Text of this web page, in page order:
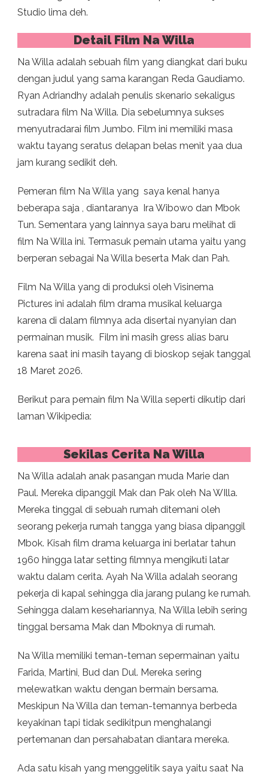
Studio lima deh.
Detail Film Na Willa
Na Willa adalah sebuah film yang diangkat dari buku
dengan judul yang sama karangan Reda Gaudiamo.
Ryan Adriandhy adalah penulis skenario sekaligus
sutradara film Na Willa. Dia sebelumnya sukses
menyutradarai film Jumbo. Film ini memiliki masa
waktu tayang seratus delapan belas menit yaa dua
jam kurang sedikit deh.
Pemeran film Na Willa yang saya kenal hanya
beberapa saja , diantaranya Ira Wibowo dan Mbok
Tun. Sementara yang lainnya saya baru melihat di
film Na Willa ini. Termasuk pemain utama yaitu yang
berperan sebagai Na Willa beserta Mak dan Pah.
Film Na Willa yang di produksi oleh Visinema
Pictures ini adalah film drama musikal keluarga
karena di dalam filmnya ada disertai nyanyian dan
permainan musik. Film ini masih gress alias baru
karena saat ini masih tayang di bioskop sejak tanggal
18 Maret 2026.
Berikut para pemain film Na Willa seperti dikutip dari
laman Wikipedia:
Sekilas Cerita Na Willa
Na Willa adalah anak pasangan muda Marie dan
Paul. Mereka dipanggil Mak dan Pak oleh Na WIlla.
Mereka tinggal di sebuah rumah ditemani oleh
seorang pekerja rumah tangga yang biasa dipanggil
Mbok. Kisah film drama keluarga ini berlatar tahun
1960 hingga latar setting filmnya mengikuti latar
waktu dalam cerita. Ayah Na Willa adalah seorang
pekerja di kapal sehingga dia jarang pulang ke rumah.
Sehingga dalam kesehariannya, Na Willa lebih sering
tinggal bersama Mak dan Mboknya di rumah.
Na Willa memiliki teman-teman sepermainan yaitu
Farida, Martini, Bud dan Dul. Mereka sering
melewatkan waktu dengan bermain bersama.
Meskipun Na Willa dan teman-temannya berbeda
keyakinan tapi tidak sedikitpun menghalangi
pertemanan dan persahabatan diantara mereka.
Ada satu kisah yang menggelitik saya yaitu saat Na